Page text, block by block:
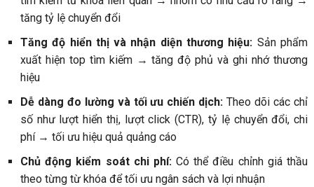
tăng tỷ lệ chuyển đổi
Tăng độ hiển thị và nhận diện thương hiệu: Sản phẩm
xuất hiện top tìm kiếm → tăng độ phủ và ghi nhớ thương
hiệu
Dễ dàng đo lường và tối ưu chiến dịch: Theo dõi các chỉ
số như lượt hiển thị, lượt click (CTR), tỷ lệ chuyển đổi, chi
phí → tối ưu hiệu quả quảng cáo
Chủ động kiểm soát chi phí:Có thể điều chỉnh giá thầu
theo từng từ khóa để tối ưu ngân sách và lợi nhuận